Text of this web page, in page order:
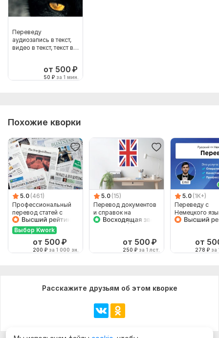
Переведу
аудиозапись в текст,
видео в текст, текст в
от 500 ₽
50 ₽ за 1 мин.
Похожие кворки
5.0 (461)
Профессиональный
перевод статей с
английского на
русский и наоборот
Выбор Kwork
от 500 ₽
200 ₽ за 1 000 зн.
5.0 (15)
Перевод документов
и справок на
английский для
от 500 ₽
250 ₽ за 1 лст.
5.0 (1K+)
Переведу с
Немецкого
Немецкий язык
от
278 ₽ за
Расскажите друзьям об этом кворке